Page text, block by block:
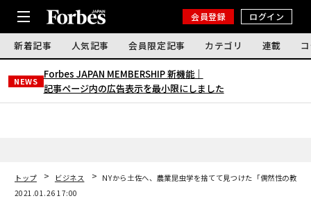
会員登録 ログイン
新着記事 人気記事 会員限定記事 カテゴリ 連載
NEWS
Forbes JAPAN MEMBERSHIP 新機能｜
記事ページ内の広告表示を最小限にしました
トップ ビジネス
NYから土佐へ、農業昆虫学を捨てて見つけた「偶然性の教育
2021.01.26 17:00